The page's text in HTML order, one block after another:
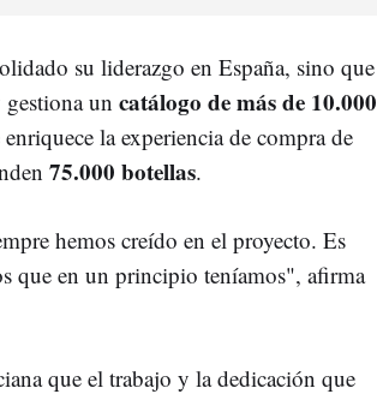
su liderazgo en España, sino que
un catálogo de más de 10.000
la experiencia de compra de
75.000 botellas.
hemos creído en el proyecto. Es
que en un principio teníamos", afirma
que el trabajo y la dedicación que